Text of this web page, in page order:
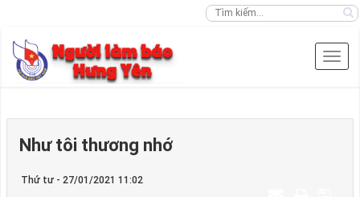
Như tôi thương nhớ
Thứ tư - 27/01/2021 11:02